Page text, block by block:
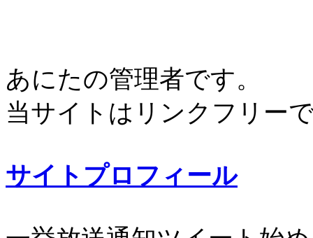
あにたの管理者です。
当サイトはリンクフリー
サイトプロフィール